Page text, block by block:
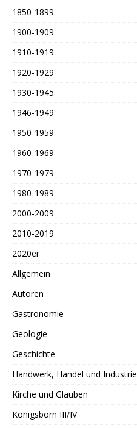
1850-1899
1900-1909
1910-1919
1920-1929
1930-1945
1946-1949
1950-1959
1960-1969
1970-1979
1980-1989
2000-2009
2010-2019
2020er
Allgemein
Autoren
Gastronomie
Geologie
Geschichte
Handwerk, Handel und Industrie
Kirche und Glauben
Königsborn III/IV